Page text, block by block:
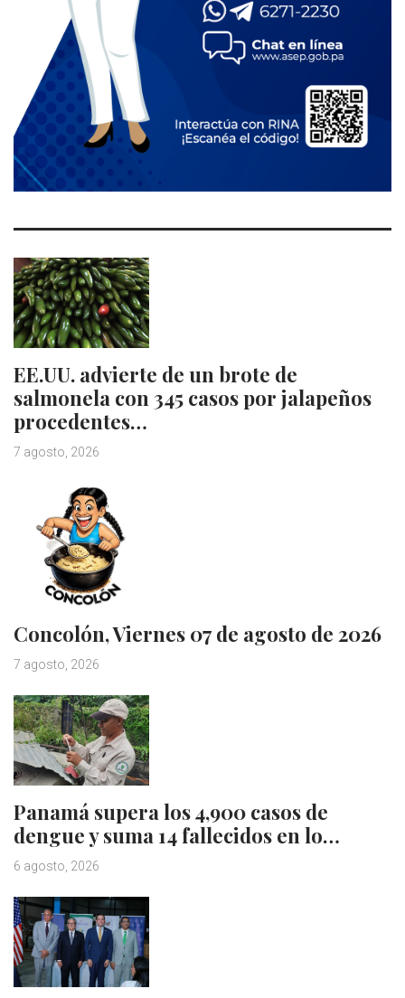
EE.UU. advierte de un brote de
salmonela con 345 casos por jalapeños
procedentes…
7 agosto, 2026
Concolón, Viernes 07 de agosto de 2026
7 agosto, 2026
Panamá supera los 4,900 casos de
dengue y suma 14 fallecidos en lo…
6 agosto, 2026